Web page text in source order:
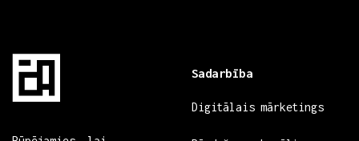
Sadarbība
Digitālais mārketings